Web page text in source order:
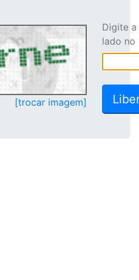
[trocar imagem]
Digite
lado no